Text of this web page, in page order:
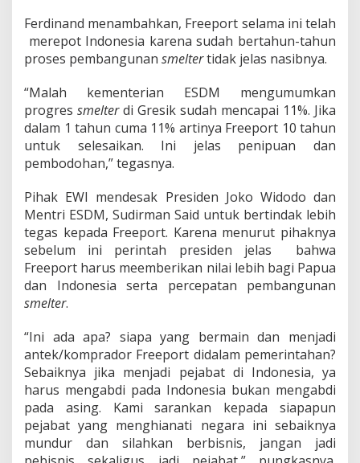
g
Ferdinand menambahkan, Freeport selama ini telah
merepot Indonesia karena sudah bertahun-tahun
proses pembangunan smeltertidak jelas nasibnya.
“Malah kementerian ESDM mengumumkan
progres smelterdi Gresik sudah mencapai 11%. Jika
dalam 1 tahun cuma 11% artinya Freeport 10 tahun
untuk selesaikan. Ini jelas penipuan dan
pembodohan,” tegasnya.
Pihak EWI mendesak Presiden Joko Widodo dan
Mentri ESDM, Sudirman Said untuk bertindak lebih
tegas kepada Freeport. Karena menurut pihaknya
sebelum ini perintah presiden jelas bahwa
Freeport harus meemberikan nilai lebih bagi Papua
dan Indonesia serta percepatan pembangunan
smelter.
“Ini ada apa? siapa yang bermain dan menjadi
antek/komprador Freeport didalam pemerintahan?
Sebaiknya jika menjadi pejabat di Indonesia, ya
harus mengabdi pada Indonesia bukan mengabdi
pada asing. Kami sarankan kepada siapapun
pejabat yang menghianati negara ini sebaiknya
mundur dan silahkan berbisnis, jangan jadi